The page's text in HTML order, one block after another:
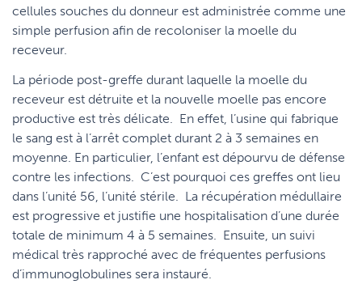
cellules souches du donneur est administrée comme une
simple perfusion afin de recoloniser la moelle du
receveur.
La période post-greffe durant laquelle la moelle du
receveur est détruite et la nouvelle moelle pas encore
productive est très délicate. En effet, l’usine qui fabrique
le sang est à l’arrêt complet durant 2 à 3 semaines en
moyenne. En particulier, l’enfant est dépourvu de défense
contre les infections. C’est pourquoi ces greffes ont lieu
dans l’unité 56, l’unité stérile. La récupération médullaire
est progressive et justifie une hospitalisation d’une durée
totale de minimum 4 à 5 semaines. Ensuite, un suivi
médical très rapproché avec de fréquentes perfusions
d’immunoglobulines sera instauré.